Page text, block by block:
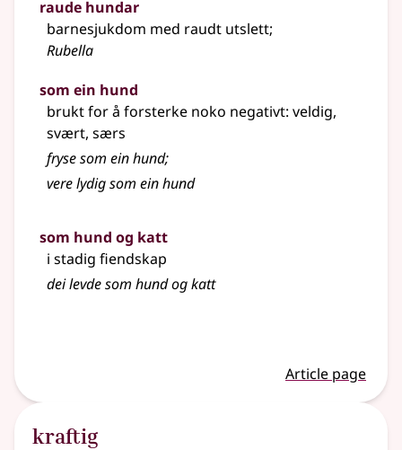
raude hundar
barnesjukdom med raudt utslett;
Rubella
som ein hund
brukt for å forsterke noko negativt: veldig,
svært, særs
fryse som ein hund;
vere lydig som ein hund
som hund og katt
i stadig fiendskap
dei levde som hund og katt
Article page
kraftig